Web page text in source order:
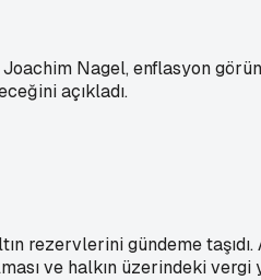
Nagel, enflasyon
açıkladı.
rezervlerini gündeme
ve halkın üzerindeki